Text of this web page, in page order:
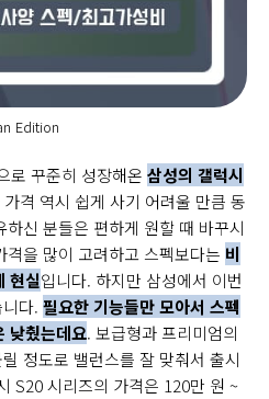
Edition
로 꾸준히 성장해온 삼성의 갤럭시
격 역시 쉽게 사기 어려울 만큼 동
신 분들은 편하게 원할 때 바꾸시
을 많이 고려하고 스펙보다는 비
현실입니다. 하지만 삼성에서 이번
다. 필요한 기능들만 모아서 스펙
낮췄는데요. 보급형과 프리미엄의
정도로 밸런스를 잘 맞춰서 출시
S20 시리즈의 가격은 120만 원 ~